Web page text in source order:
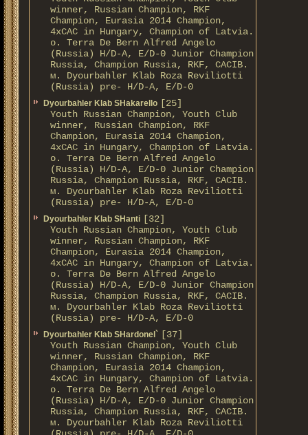
winner, Russian Champion, RKF
Champion, Eurasia 2014 Champion,
4xCAC in Hungary, Champion of Latvia.
о. Terra De Bern Alfred Angelo
(Russia) H/D-A, E/D-0 Junior Champion
Russia, Champion Russia, RKF, CACIB.
м. Dyourbahler Klab Roza Reviliotti
(Russia) pre- H/D-A, E/D-0
Dyourbahler Klab SHakarello [25]
Youth Russian Champion, Youth Club
winner, Russian Champion, RKF
Champion, Eurasia 2014 Champion,
4xCAC in Hungary, Champion of Latvia.
о. Terra De Bern Alfred Angelo
(Russia) H/D-A, E/D-0 Junior Champion
Russia, Champion Russia, RKF, CACIB.
м. Dyourbahler Klab Roza Reviliotti
(Russia) pre- H/D-A, E/D-0
Dyourbahler Klab SHanti [32]
Youth Russian Champion, Youth Club
winner, Russian Champion, RKF
Champion, Eurasia 2014 Champion,
4xCAC in Hungary, Champion of Latvia.
о. Terra De Bern Alfred Angelo
(Russia) H/D-A, E/D-0 Junior Champion
Russia, Champion Russia, RKF, CACIB.
м. Dyourbahler Klab Roza Reviliotti
(Russia) pre- H/D-A, E/D-0
Dyourbahler Klab SHardonel` [37]
Youth Russian Champion, Youth Club
winner, Russian Champion, RKF
Champion, Eurasia 2014 Champion,
4xCAC in Hungary, Champion of Latvia.
о. Terra De Bern Alfred Angelo
(Russia) H/D-A, E/D-0 Junior Champion
Russia, Champion Russia, RKF, CACIB.
м. Dyourbahler Klab Roza Reviliotti